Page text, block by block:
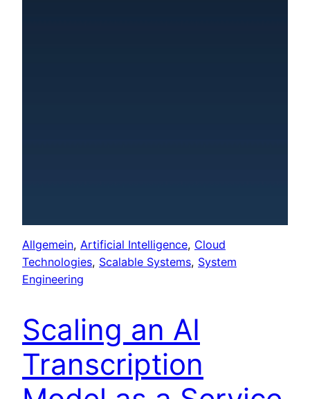
Allgemein, Artificial Intelligence, Cloud
Technologies, Scalable Systems, System
Engineering
Scaling an AI
Transcription